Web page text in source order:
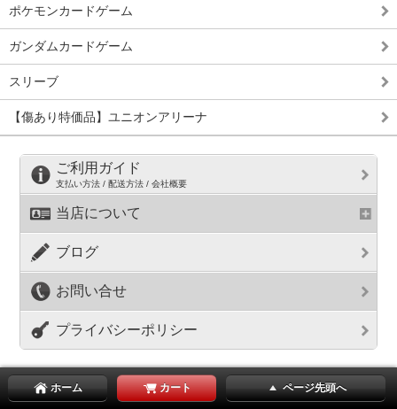
ポケモンカードゲーム
ガンダムカードゲーム
スリーブ
【傷あり特価品】ユニオンアリーナ
ご利用ガイド
支払い方法 / 配送方法 / 会社概要
当店について
ブログ
お問い合せ
プライバシーポリシー
ホーム カート ページ先頭へ